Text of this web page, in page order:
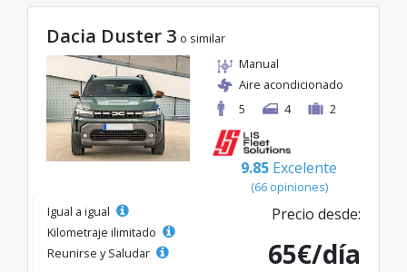
Dacia Duster 3 o similar
Manual
Aire acondicionado
5
4 2
9.85 Excelente
(66 opiniones)
Igual a igual
Kilometraje ilimitado
Reunirse y Saludar
Precio desde:
65€/día